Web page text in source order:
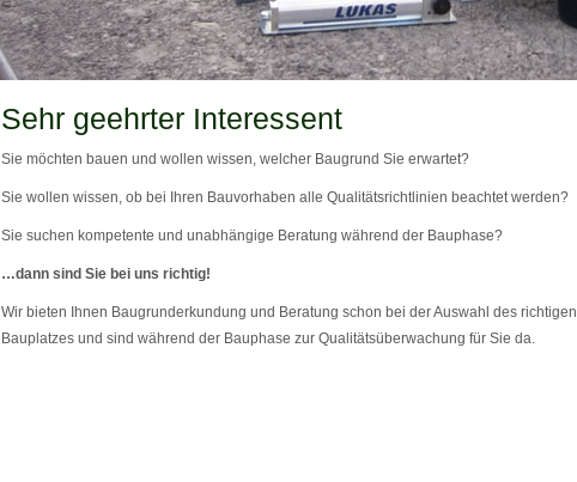
Sehr geehrter Interessent
Sie möchten bauen und wollen wissen, welcher Baugrund Sie erwartet?
Sie wollen wissen, ob bei Ihren Bauvorhaben alle Qualitätsrichtlinien beachtet werden?
Sie suchen kompetente und unabhängige Beratung während der Bauphase?
…dann sind Sie bei uns richtig!
Wir bieten Ihnen Baugrunderkundung und Beratung schon bei der Auswahl des richtigen
Bauplatzes und sind während der Bauphase zur Qualitätsüberwachung für Sie da.